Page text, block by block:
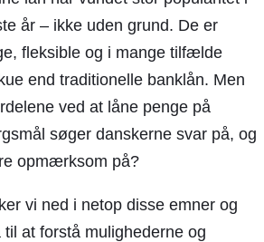
år – ikke uden grund. De er
fleksible og i mange tilfælde
end traditionelle banklån. Men
ved at låne penge på
søger danskerne svar på, og
opmærksom på?
vi ned i netop disse emner og
at forstå mulighederne og